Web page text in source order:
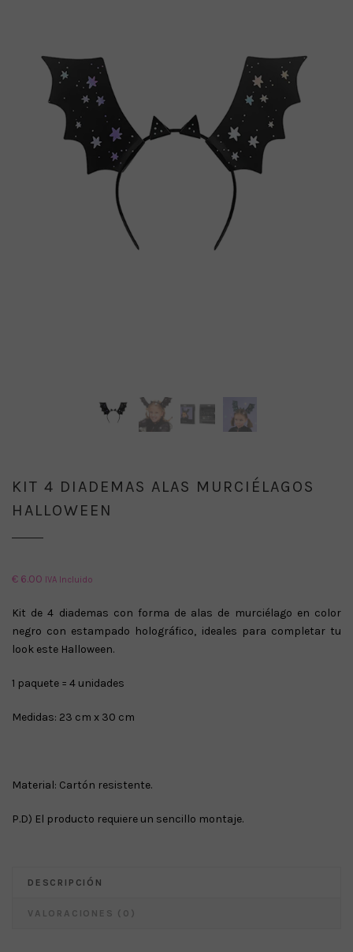
KIT 4 DIADEMAS ALAS MURCIÉLAGOS
HALLOWEEN
€ 6.00 IVA Incluido
Kit de 4 diademas con forma de alas de murciélago en color
negro con estampado holográfico, ideales para completar tu
look este Halloween.
1 paquete = 4 unidades
Medidas: 23 cm x 30 cm
Material: Cartón resistente.
P.D) El producto requiere un sencillo montaje.
DESCRIPCIÓN
VALORACIONES (0)